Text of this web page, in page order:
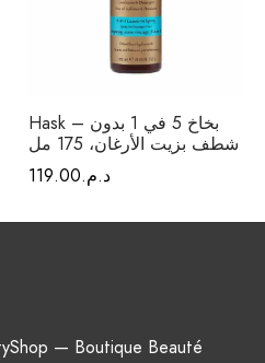
Hask – بخاخ 5 في 1 بدون
شطف بزيت الأرغان، 175 مل
د.م.119.00
— Boutique Beauté